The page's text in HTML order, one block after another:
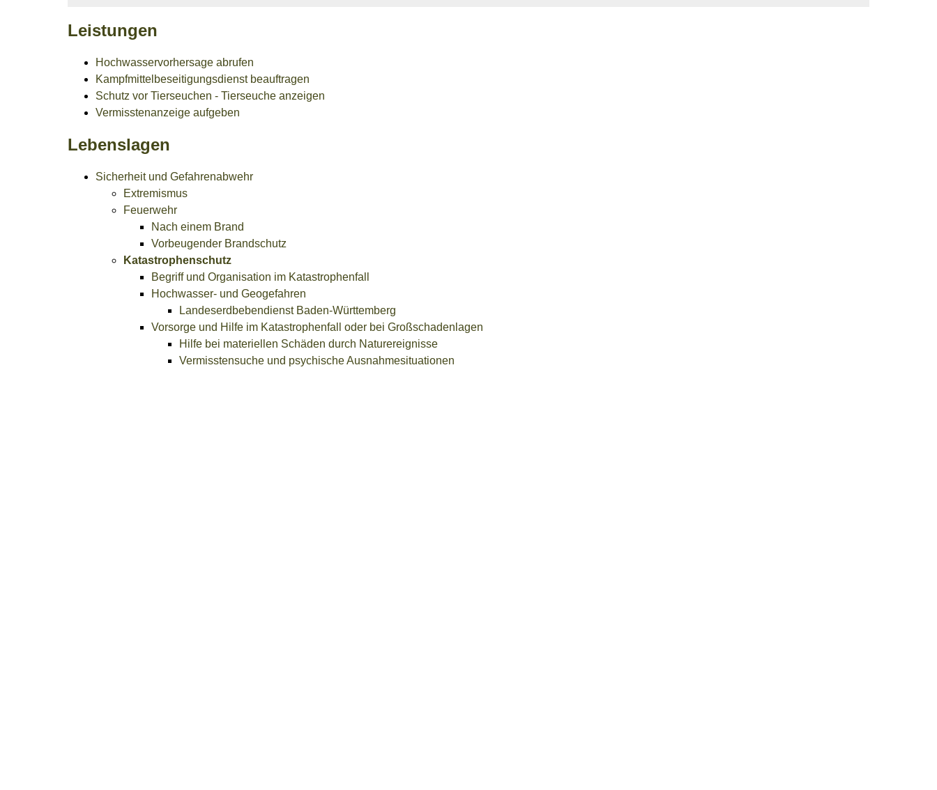
Leistungen
Hochwasservorhersage abrufen
Kampfmittelbeseitigungsdienst beauftragen
Schutz vor Tierseuchen - Tierseuche anzeigen
Vermisstenanzeige aufgeben
Lebenslagen
Sicherheit und Gefahrenabwehr
Extremismus
Feuerwehr
Nach einem Brand
Vorbeugender Brandschutz
Katastrophenschutz
Begriff und Organisation im Katastrophenfall
Hochwasser- und Geogefahren
Landeserdbebendienst Baden-Württemberg
Vorsorge und Hilfe im Katastrophenfall oder bei Großschadenlagen
Hilfe bei materiellen Schäden durch Naturereignisse
Vermisstensuche und psychische Ausnahmesituationen